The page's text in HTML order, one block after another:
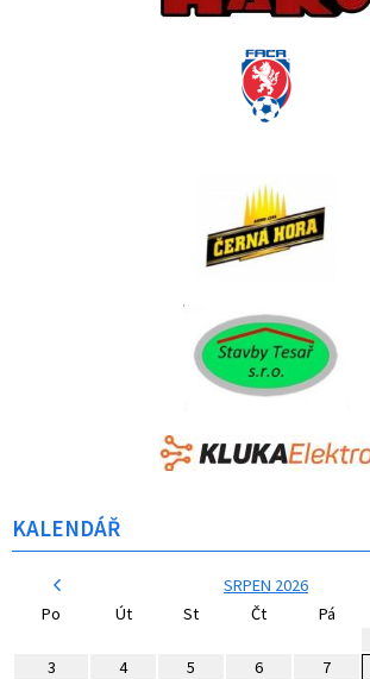
KALENDÁŘ
SRPEN 2026
Po
Út St Čt Pá
3
4 5 6 7